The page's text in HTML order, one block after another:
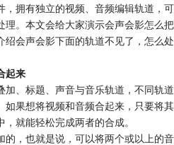
，拥有独立的视频、音频编辑轨道，可
理。本文会给大家演示会声会影怎么把
绍会声会影下面的轨道不见了，怎么处
起来
加、标题、声音与音乐轨道，不同轨道
如果想将视频和音频合起来，只要将其
就能轻松完成两者的合成。
的，也就是说，可以将两个或以上的音